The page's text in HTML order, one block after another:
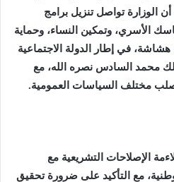
الوزارة تواصل تنزيل برامج
الأسري، وتمكين النساء، وحماية
في إطار الدولة الاجتماعية
محمد السادس نصره الله، مع
مختلف السياسات العمومية.
الإصلاحات التشريعية مع
مع التأكيد على ضرورة تحقيق